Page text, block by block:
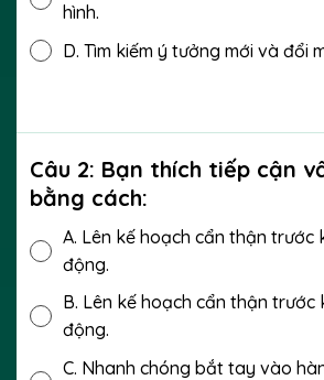
hình.
D. Tìm kiếm ý tưởng mới và đổi
Câu 2: Bạn thích tiếp cận
bằng cách:
A. Lên kế hoạch cẩn thận trước
động.
B. Lên kế hoạch cẩn thận trước
động.
C. Nhanh chóng bắt tay vào